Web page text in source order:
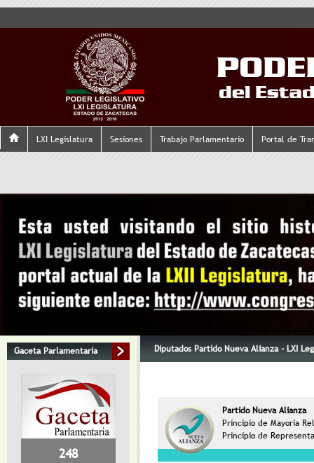
LXI Legislatura Sesiones Trabajo Parlamentario Portal de
Gaceta Parlamentaria
248
Diputados Partido Nueva Alianza - LXI
Partido Nueva Alianza
Principio de Mayoria
Principio de